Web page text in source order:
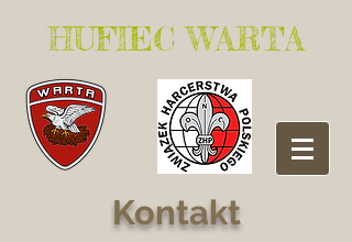
​HUFIEC WARTA
Kontakt